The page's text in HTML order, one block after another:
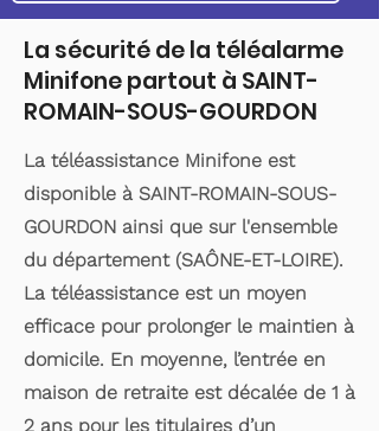
La sécurité de la téléalarme
Minifone partout à SAINT-
ROMAIN-SOUS-GOURDON
La téléassistance Minifone est
disponible à SAINT-ROMAIN-SOUS-
GOURDON ainsi que sur l'ensemble
du département (SAÔNE-ET-LOIRE).
La téléassistance est un moyen
efficace pour prolonger le maintien à
domicile. En moyenne, l’entrée en
maison de retraite est décalée de 1 à
2 ans pour les titulaires d’un